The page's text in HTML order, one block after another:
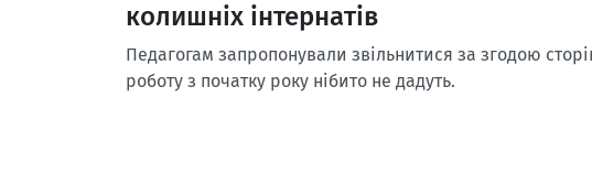
колишніх інтернатів
Педагогам запропонували звільнитися за згодою
роботу з початку року нібито не дадуть.